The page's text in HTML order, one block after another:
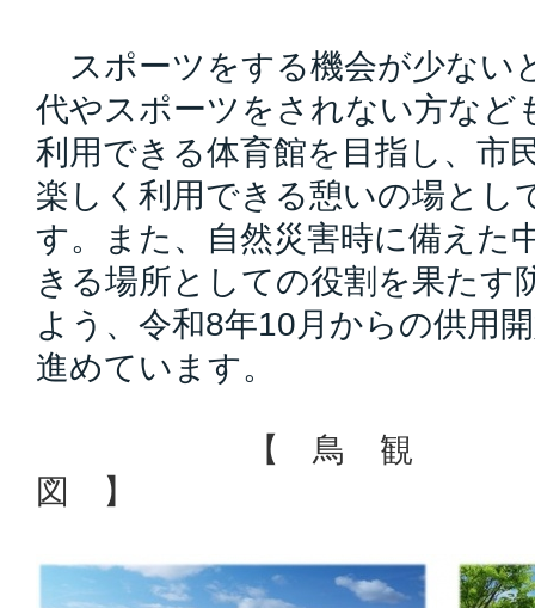
スポーツをする機会が少ない
代やスポーツをされない方など
利用できる体育館を目指し、市
楽しく利用できる憩いの場とし
す。また、自然災害時に備えた
きる場所としての役割を果たす
よう、令和8年10月からの供用
進めています。
【 鳥 観
図 】 【 外